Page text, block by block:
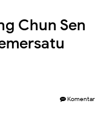
Chun Sen
Komentar